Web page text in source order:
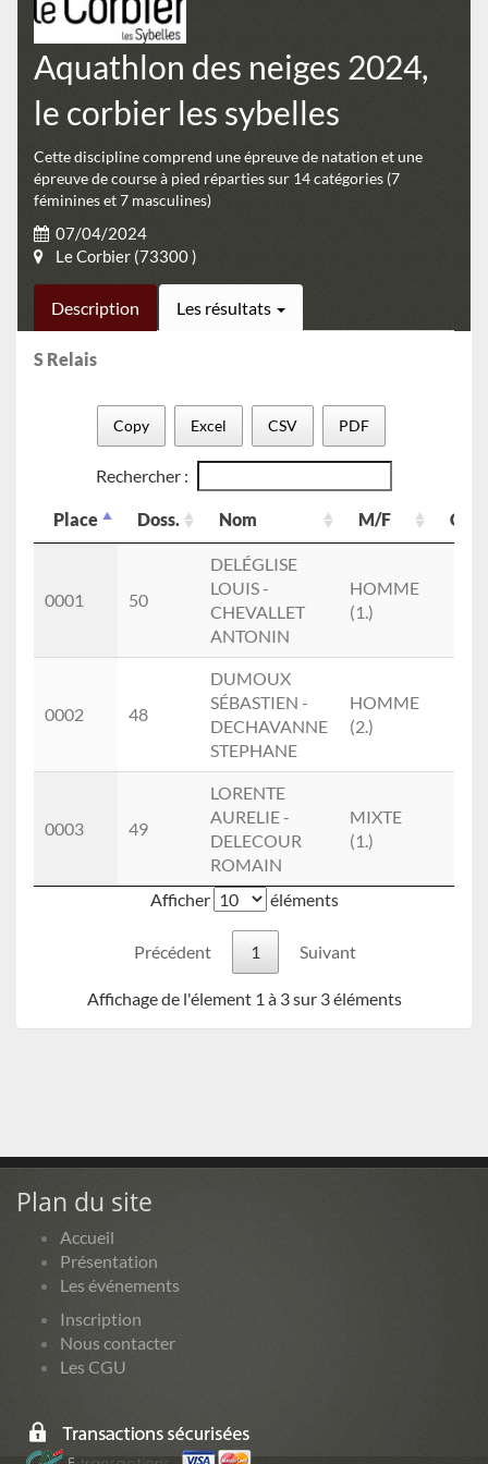
Aquathlon des neiges 2024,
le corbier les sybelles
Cette discipline comprend une épreuve de natation et une
épreuve de course à pied réparties sur 14 catégories (7
féminines et 7 masculines)
07/04/2024
Le Corbier (73300 )
Description Les résultats
S Relais
Copy Excel CSV PDF
Rechercher :
Place Doss. Nom M/F
Cat.
Nom
0001 50
DELÉGLISE
LOUIS -
CHEVALLET
ANTONIN
HOMME
(1.)
0002 48
DUMOUX
SÉBASTIEN -
DECHAVANNE
STEPHANE
HOMME
(2.)
0003 49
LORENTE
AURELIE -
DELECOUR
ROMAIN
MIXTE
(1.)
Afficher éléments
Précédent 1 Suivant
Affichage de l'élement 1 à 3 sur 3 éléments
Plan du site
Accueil
Présentation
Les événements
Inscription
Nous contacter
Les CGU